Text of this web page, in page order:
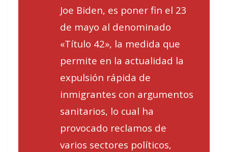
Joe Biden, es poner fin el 23
de mayo al denominado
«Título 42», la medida que
permite en la actualidad la
expulsión rápida de
inmigrantes con argumentos
sanitarios, lo cual ha
provocado reclamos de
varios sectores políticos,